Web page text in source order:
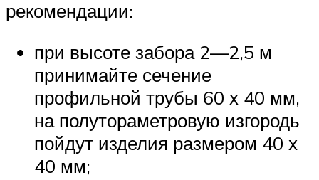
рекомендации:
при высоте забора 2—2,5 м
принимайте сечение
профильной трубы 60 х 40 мм,
на полутораметровую изгородь
пойдут изделия размером 40 х
40 мм;